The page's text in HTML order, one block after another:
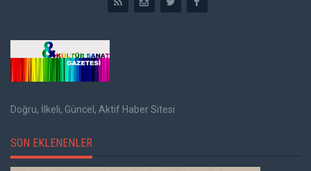
Doğru, İlkeli, Güncel, Aktif Haber Sitesi
SON EKLENENLER